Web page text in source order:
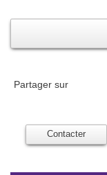
Partager sur
Contacter